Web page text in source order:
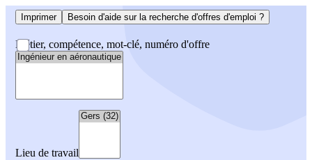
Imprimer Besoin d'aide sur la recherche d'offres d'emploi ?
Métier, compétence, mot-clé, numéro d'offre
Lieu de travail